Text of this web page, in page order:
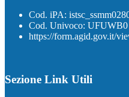
Cod. iPA:
Cod. Univoco: UFUWB0
https://form.agid.gov.it/
Sezione Link Utili